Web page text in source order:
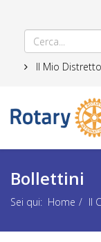
Il Mio Distretto
Bollettini
Sei qui: Home Il